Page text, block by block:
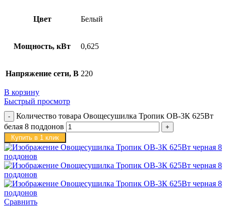
Цвет Белый
Мощность, кВт 0,625
Напряжение сети, В 220
В корзину
Быстрый просмотр
Количество товара Овощесушилка Тропик ОВ-3К 625Вт
белая 8 поддонов
Купить в 1 клик
Сравнить